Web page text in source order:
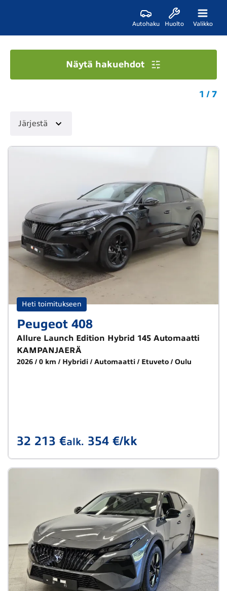
Autohaku Huolto Valikko
Näytä hakuehdot
1 / 7
Järjestä
Heti toimitukseen
Peugeot 408
Allure Launch Edition Hybrid 145 Automaatti
KAMPANJAERÄ
2026 0 km Hybridi Automaatti Etuveto Oulu
32 213 €alk. 354 €/kk